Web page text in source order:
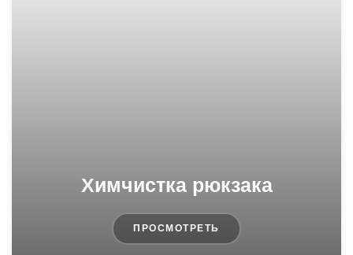
Химчистка рюкзака
ПРОСМОТРЕТЬ